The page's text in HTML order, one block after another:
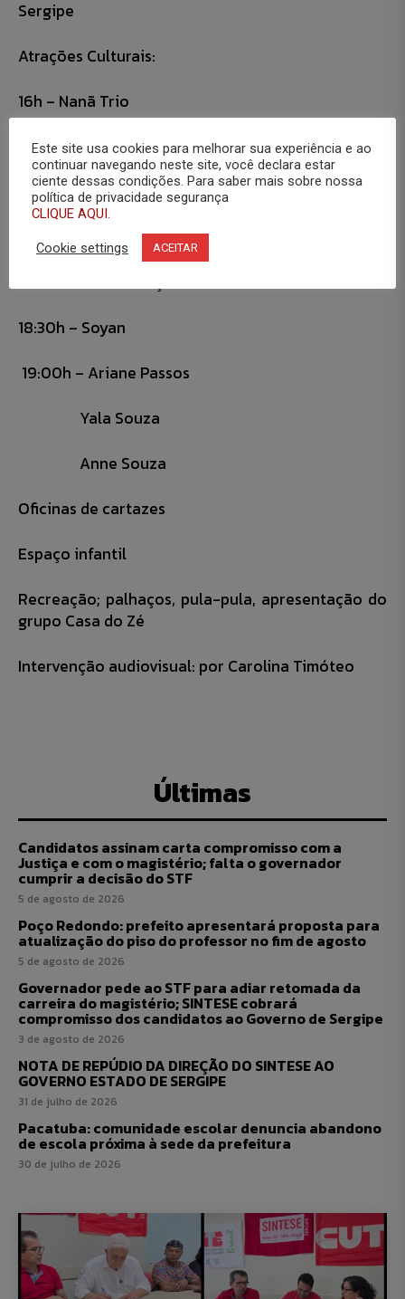
Sergipe
Atrações Culturais:
16h – Nanã Trio
16:30 – Leticia Paz
17h – Diih Flow Minas
17:30 – Dani DK – Art. 163
18h – Samba de Moça Só
18:30h – Soyan
19:00h – Ariane Passos
Yala Souza
Anne Souza
Oficinas de cartazes
Espaço infantil
Recreação; palhaços, pula-pula, apresentação do
grupo Casa do Zé
Intervenção audiovisual: por Carolina Timóteo
Últimas
Candidatos assinam carta compromisso com a
Justiça e com o magistério; falta o governador
cumprir a decisão do STF
5 de agosto de 2026
Poço Redondo: prefeito apresentará proposta para
atualização do piso do professor no fim de agosto
5 de agosto de 2026
Governador pede ao STF para adiar retomada da
carreira do magistério; SINTESE cobrará
compromisso dos candidatos ao Governo de Sergipe
3 de agosto de 2026
NOTA DE REPÚDIO DA DIREÇÃO DO SINTESE AO
GOVERNO ESTADO DE SERGIPE
31 de julho de 2026
Pacatuba: comunidade escolar denuncia abandono
de escola próxima à sede da prefeitura
30 de julho de 2026
Este site usa cookies para melhorar sua experiência e ao
continuar navegando neste site, você declara estar
ciente dessas condições. Para saber mais sobre nossa
política de privacidade segurança
CLIQUE AQUI.
Cookie settings ACEITAR